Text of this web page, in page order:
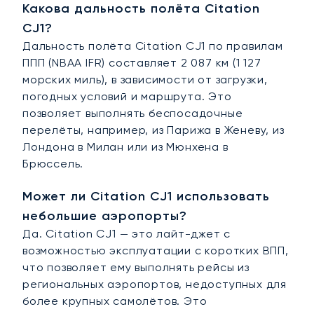
Какова дальность полёта Citation
CJ1?
Дальность полёта Citation CJ1 по правилам
ППП (NBAA IFR) составляет 2 087 км (1 127
морских миль), в зависимости от загрузки,
погодных условий и маршрута. Это
позволяет выполнять беспосадочные
перелёты, например, из Парижа в Женеву, из
Лондона в Милан или из Мюнхена в
Брюссель.
Может ли Citation CJ1 использовать
небольшие аэропорты?
Да. Citation CJ1 — это лайт-джет с
возможностью эксплуатации с коротких ВПП,
что позволяет ему выполнять рейсы из
региональных аэропортов, недоступных для
более крупных самолётов. Это